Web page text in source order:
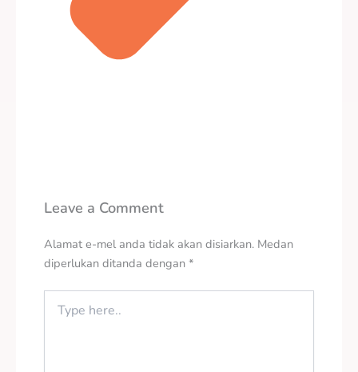
Leave a Comment
Alamat e-mel anda tidak akan disiarkan. Medan
diperlukan ditanda dengan *
here..